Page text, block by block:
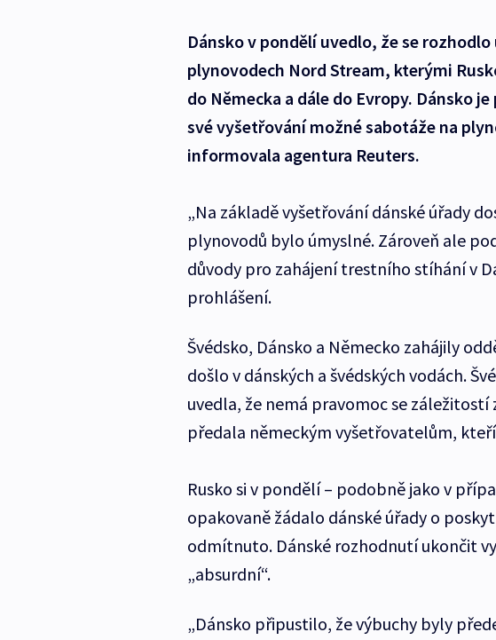
Dánsko v pondělí uvedlo, že se
plynovodech Nord Stream, kterými
do Německa a dále do Evropy. Dánsko
své vyšetřování možné sabotáže na
informovala agentura Reuters.
„Na základě vyšetřování dánské úřady
plynovodů bylo úmyslné. Zároveň ale
důvody pro zahájení trestního stíhání v
prohlášení.
Švédsko, Dánsko a Německo zahájily
došlo v dánských a švédských vodách.
uvedla, že nemá pravomoc se
předala německým vyšetřovatelům,
Rusko si v pondělí – podobně jako v
opakovaně žádalo dánské úřady o
odmítnuto. Dánské rozhodnutí ukončit
„absurdní“.
„Dánsko připustilo, že výbuchy byly